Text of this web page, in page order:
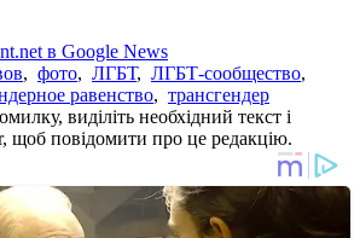
в Google News
, фото, ЛГБТ, ЛГБТ-сообщество,
равенство, трансгендер
виділіть необхідний текст і
щоб повідомити про це редакцію.